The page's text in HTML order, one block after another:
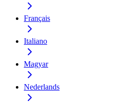
Français
Italiano
Magyar
Nederlands